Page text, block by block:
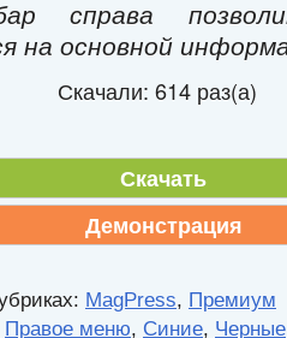
справа
на основной
Скачали: 614 раз(а)
Скачать
Демонстрация
MagPress, Премиум
Правое меню, Синие, Черные